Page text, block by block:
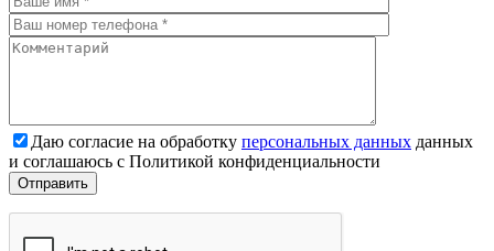
Даю согласие на обработку персональных данных данных
и соглашаюсь с Политикой конфиденциальности